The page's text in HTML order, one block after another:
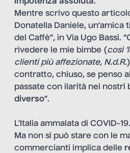
Mentre scrivo questo
Donatella Daniele, un’amica
del Caffè”, in Via Ugo Bassi.
rivedere le mie bimbe (così
clienti più affezionate, N.d.R.
contratto, chiuso, se penso
passate con ilarità nei nostri
diverso”.
L’Italia ammalata di COVID-
Ma non si può stare con le
commercianti implica delle